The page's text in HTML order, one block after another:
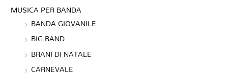
MUSICA PER BANDA
BANDA GIOVANILE
BIG BAND
BRANI DI NATALE
CARNEVALE